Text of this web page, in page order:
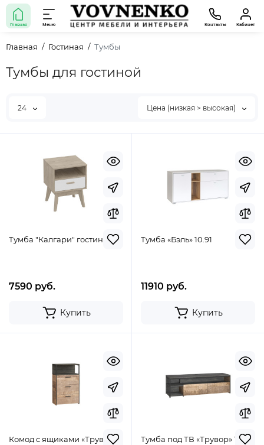
Главная Меню Контакты Кабинет
Главная Гостиная Тумбы
Тумбы для гостиной
24 Цена (низкая > высокая)
Тумба "Калгари" гостиная
7590 руб.
Купить
Тумба «Бэль» 10.91
11910 руб.
Купить
Комод с ящиками «Трувор»
Тумба под ТВ «Трувор» 13.70